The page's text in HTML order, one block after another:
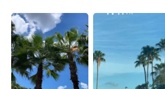
English 简体中文
繁體中文 Español
العربية Français